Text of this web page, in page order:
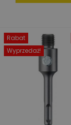
Rabat
Wyprzedaż!